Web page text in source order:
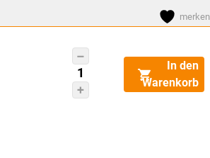
merken
DURABLE
Tischnamensschild
L
In den
Warenkorb